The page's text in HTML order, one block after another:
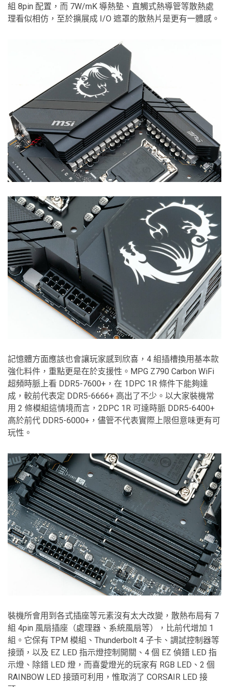
組 8pin 配置，而 7W/mK 導熱墊、直觸式熱導管等散熱處
理看似相仿，至於擴展成 I/O 遮罩的散熱片是更有一體感。
記憶體方面應該也會讓玩家感到欣喜，4 組插槽換用基本款
強化料件，重點更是在於支援性。MPG Z790 Carbon WiFi
超頻時脈上看 DDR5-7600+，在 1DPC 1R 條件下能夠達
成，較前代表定 DDR5-6666+ 高出了不少。以大家裝機常
用 2 條模組這情境而言，2DPC 1R 可達時脈 DDR5-6400+
高於前代 DDR5-6000+，儘管不代表實際上限但意味更有可
玩性。
裝機所會用到各式插座等元素沒有太大改變，散熱布局有 7
組 4pin 風扇插座（處理器、系統風扇等），比前代增加 1
組。它保有 TPM 模組、Thunderbolt 4 子卡、調試控制器等
接頭，以及 EZ LED 指示燈控制開關、4 個 EZ 偵錯 LED 指
示燈、除錯 LED 燈，而喜愛燈光的玩家有 RGB LED、2 個
RAINBOW LED 接頭可利用，惟取消了 CORSAIR LED 接